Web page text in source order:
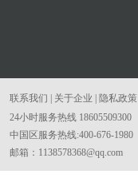
联系我们 关于企业 隐私政策
24小时服务热线 18605509300
中国区服务热线:400-676-1980
邮箱：1138578368@qq.com